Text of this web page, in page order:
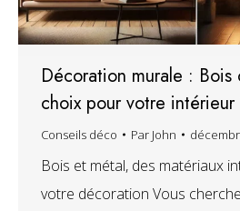
Décoration murale : Bois
choix pour votre intérieur
Conseils déco Par John
Bois et métal, des matériaux
votre décoration Vous